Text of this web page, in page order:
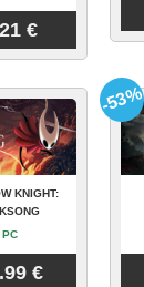
€
KNIGHT:
PC
€
-53%